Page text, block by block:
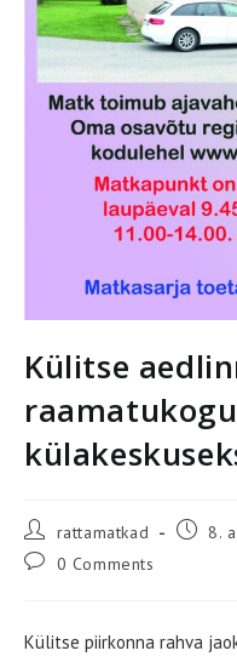
Külitse
Post
author:
rattamatkad
Post8.
Post 0 Comments
Külitse piirkonna rahva